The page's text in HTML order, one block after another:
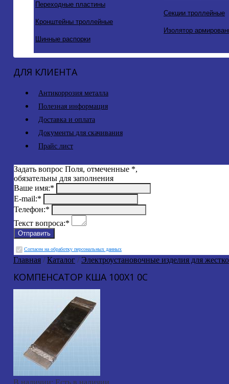
Переходные пластины
Кронштейны троллейные
Шинные распорки
Секции троллейные
Изолятор
ДЛЯ КЛИЕНТА
Антикоррозия металла
Полезная информация
Доставка и оплата
Документы для скачивания
Прайс лист
Задать вопрос Поля, отмеченные *,
обязательны для заполнения
Ваше имя:*
E-mail:*
Телефон:*
Текст вопроса:*
Cогласен на обработку персональных данных
Главная /Каталог / Электроустановочные изделия для
КОМПЕНСАТОР КША 100X1 0С
В наличии: Есть в наличии